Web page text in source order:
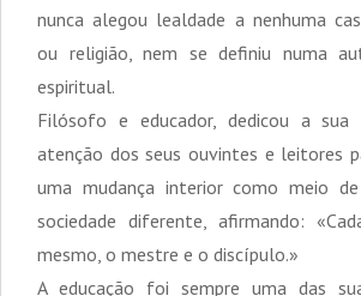
nunca alegou lealdade a nenhuma
ou religião, nem se definiu numa
espiritual.
Filósofo e educador, dedicou a
atenção dos seus ouvintes e leitores
uma mudança interior como meio
sociedade diferente, afirmando:
mesmo, o mestre e o discípulo.»
A educação foi sempre uma das